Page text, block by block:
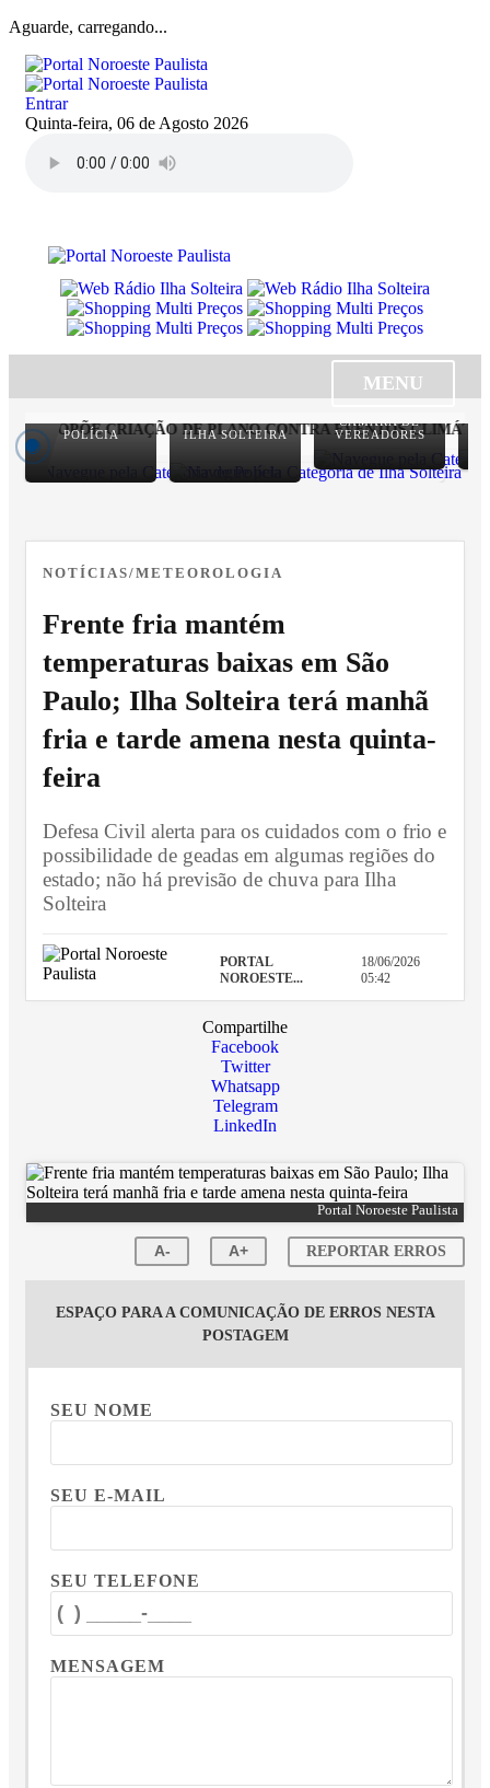
Aguarde, carregando...
Entrar
Quinta-feira, 06 de Agosto 2026
MENU
PROPÕE CRIAÇÃO DE PLANO CONTRA EVENTOS
POLÍCIA ILHA SOLTEIRA
CÂMARA DE
VEREADORES
NOTÍCIAS/METEOROLOGIA
Frente fria mantém
temperaturas baixas em São
Paulo; Ilha Solteira terá manhã
fria e tarde amena nesta quinta-
feira
Defesa Civil alerta para os cuidados com o frio e
possibilidade de geadas em algumas regiões do
estado; não há previsão de chuva para Ilha
Solteira
PORTAL
NOROESTE...
18/06/2026
05:42
Compartilhe
Facebook
Twitter
Whatsapp
Telegram
LinkedIn
Portal Noroeste Paulista
A- A+ REPORTAR ERROS
ESPAÇO PARA A COMUNICAÇÃO DE ERROS NESTA
POSTAGEM
SEU NOME
SEU E-MAIL
SEU TELEFONE
MENSAGEM